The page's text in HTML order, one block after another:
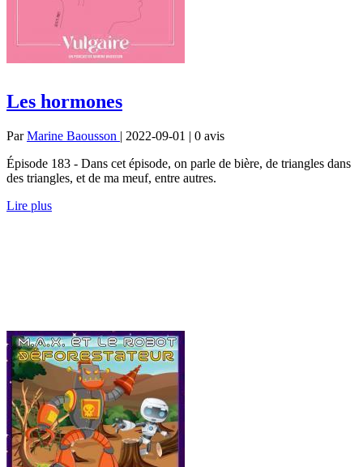
Les hormones
ParMarine Baousson | 2022-09-01 | 0 avis
Épisode 183 - Dans cet épisode, on parle de bière, de triangles dans
des triangles, et de ma meuf, entre autres.
Lire plus